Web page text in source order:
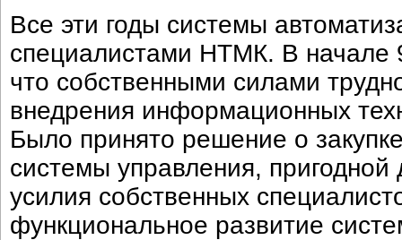
Все эти годы системы
специалистами НТМК. В начале
что собственными силами
внедрения информационных
Было принято решение о
системы управления, пригодной
усилия собственных
функциональное развитие